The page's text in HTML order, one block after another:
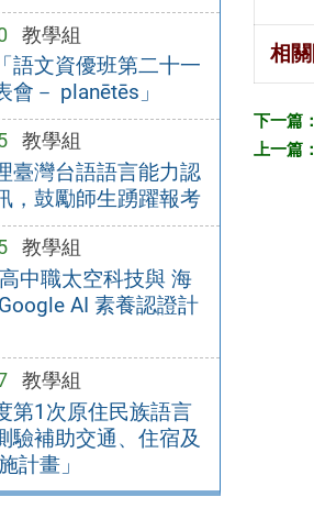
教學組
語文資優班第二十一
會－ planētēs」
教學組
臺灣台語語言能力認
，鼓勵師生踴躍報考
教學組
中職太空科技與 海
AI 素養認證計
教學組
第1次原住民族語言
驗補助交通、住宿及
計畫」
相